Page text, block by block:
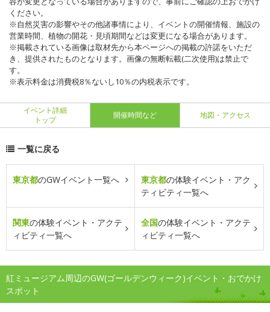
ください。
※自然災害の影響やその他諸事情により、イベントの開催情報、施設の
営業時間、植物の開花・見頃期間などは変更になる場合があります。
※掲載されている画像は取材先から本ページへの掲載の許諾をいただ
き、提供されたものとなります。画像の無断転載(二次使用)は禁止で
す。
※表示料金は消費税8％ないし10％の内税表示です。
イベント詳細
トップ
開催時間など 地図・アクセス
一覧に戻る
東京都のGWイベント一覧へ 東京都の体験イベント・アク
ティビティ一覧へ
関東の体験イベント・アクテ
ィビティ一覧へ
全国の体験イベント・アクテ
ィビティ一覧へ
紅ミュージアム周辺のGW(ゴールデンウィーク)イベント・おでかけ
スポット